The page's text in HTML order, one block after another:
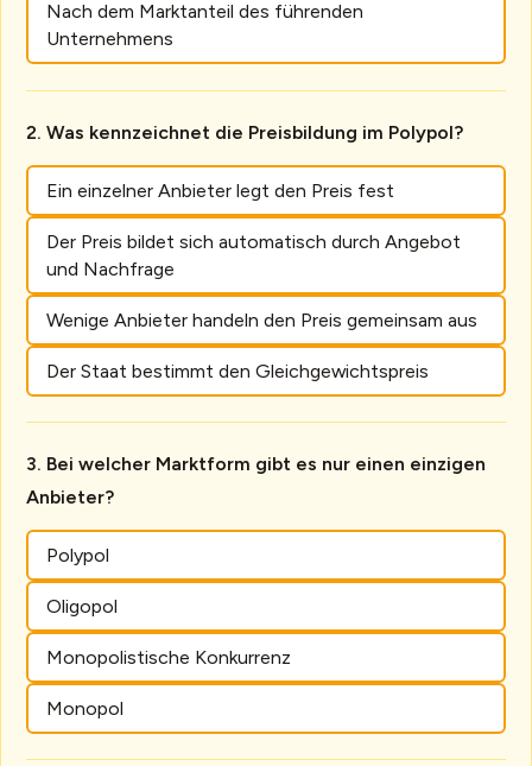
Nach dem Marktanteil des führenden
Unternehmens
Was kennzeichnet die Preisbildung im Polypol?
Ein einzelner Anbieter legt den Preis fest
Der Preis bildet sich automatisch durch Angebot
und Nachfrage
Wenige Anbieter handeln den Preis gemeinsam aus
Der Staat bestimmt den Gleichgewichtspreis
Bei welcher Marktform gibt es nur einen einzigen
Anbieter?
Polypol
Oligopol
Monopolistische Konkurrenz
Monopol